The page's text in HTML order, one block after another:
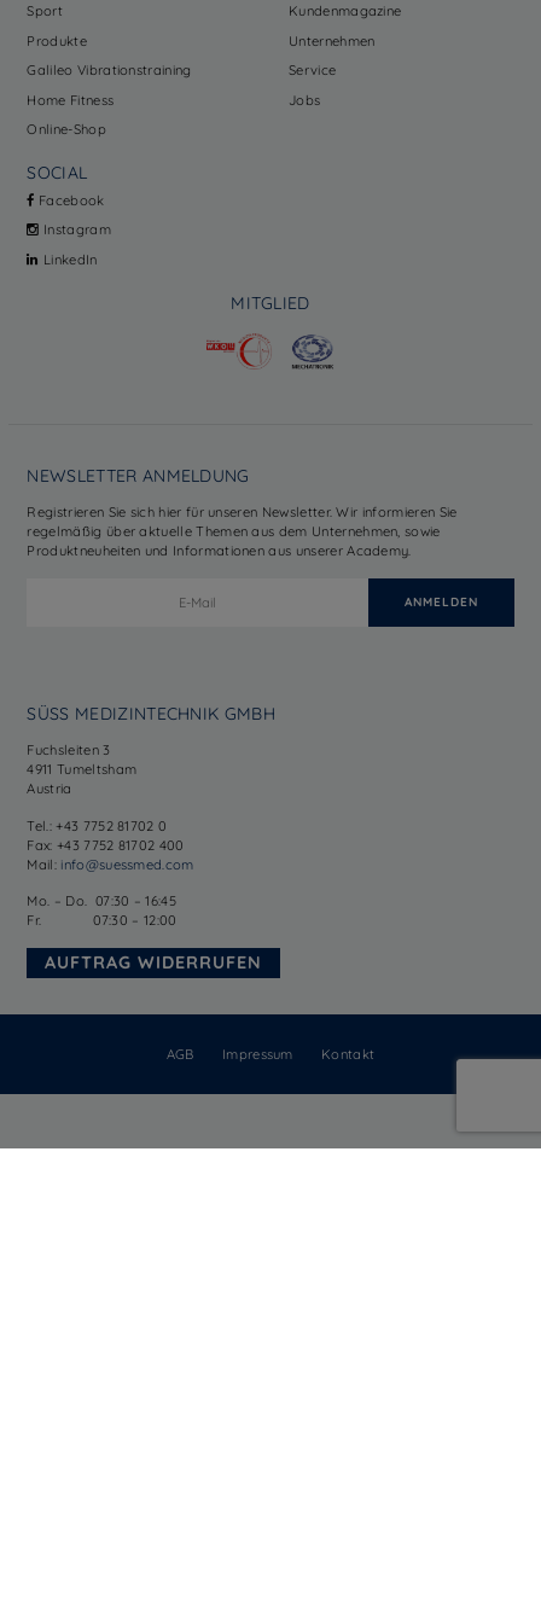
Sport
Produkte
Galileo Vibrationstraining
Home Fitness
Online-Shop
Kundenmagazine
Unternehmen
Service
Jobs
SOCIAL
Facebook
Instagram
LinkedIn
MITGLIED
NEWSLETTER ANMELDUNG
Registrieren Sie sich hier für unseren Newsletter. Wir informieren Sie
regelmäßig über aktuelle Themen aus dem Unternehmen, sowie
Produktneuheiten und Informationen aus unserer Academy.
SÜSS MEDIZINTECHNIK GMBH
Fuchsleiten 3
4911 Tumeltsham
Austria
Tel.: +43 7752 81702 0
Fax: +43 7752 81702 400
Mail: info@suessmed.com
Mo. – Do. 07:30 – 16:45
Fr. 07:30 – 12:00
AUFTRAG WIDERRUFEN
AGB Impressum Kontakt